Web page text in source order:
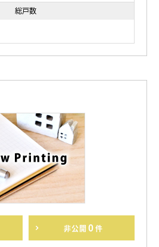
総戸数
非公開 0件